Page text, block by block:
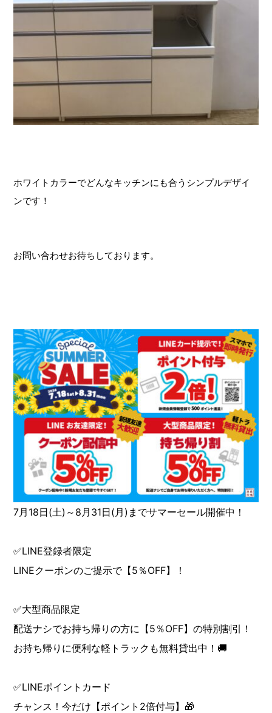
ホワイトカラーでどんなキッチンにも合うシンプルデザイ
ンです！
お問い合わせお待ちしております。
7月18日(土)～8月31日(月)までサマーセール開催中！
✅LINE登録者限定
LINEクーポンのご提示で【5％OFF】！
✅大型商品限定
配送ナシでお持ち帰りの方に【5％OFF】の特別割引！
お持ち帰りに便利な軽トラックも無料貸出中！🚚
✅LINEポイントカード
チャンス！今だけ【ポイント2倍付与】🎁